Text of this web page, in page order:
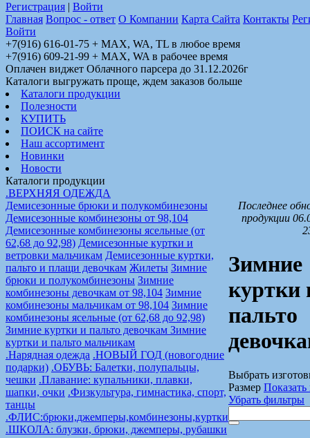
Регистрация | Войти
Главная Вопрос - ответ О Компании Карта Сайта Контакты
Войти
+7(916) 616-01-75 + MAX, WA, TL в любое время
+7(916) 609-21-99 + MAX, WA в рабочее время
Оплачен виджет Облачного парсера до 31.12.2026г
Каталоги выгружать проще, ждем заказов больше
Каталоги продукции
Полезности
КУПИТЬ
ПОИСК на сайте
Наш ассортимент
Новинки
Новости
Каталоги продукции
.ВЕРХНЯЯ ОДЕЖДА
Демисезонные брюки и полукомбинезоны
Демисезонные комбинезоны от 98,104
Демисезонные комбинезоны ясельные (от
62,68 до 92,98) Демисезонные куртки и
ветровки мальчикам Демисезонные куртки,
пальто и плащи девочкам Жилеты Зимние
брюки и полукомбинезоны Зимние
комбинезоны девочкам от 98,104 Зимние
комбинезоны мальчикам от 98,104 Зимние
комбинезоны ясельные (от 62,68 до 92,98)
Зимние куртки и пальто девочкам Зимние
куртки и пальто мальчикам
.Нарядная одежда .НОВЫЙ ГОД (новогодние
подарки) .ОБУВЬ: Балетки, полупальцы,
чешки .Плавание: купальники, плавки,
шапки, очки .Физкультура, гимнастика, спорт,
танцы
.ФЛИС:брюки,джемперы,комбинезоны,куртки
.ШКОЛА: блузки, брюки, джемперы, рубашки
Последнее
продукции
Зимние
куртки
пальто
Выбрать
Размер Показать
Убрать фильтры